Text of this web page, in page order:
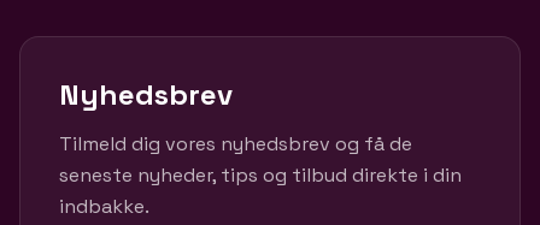
Nyhedsbrev
Tilmeld dig vores nyhedsbrev og få de
seneste nyheder, tips og tilbud direkte i din
indbakke.